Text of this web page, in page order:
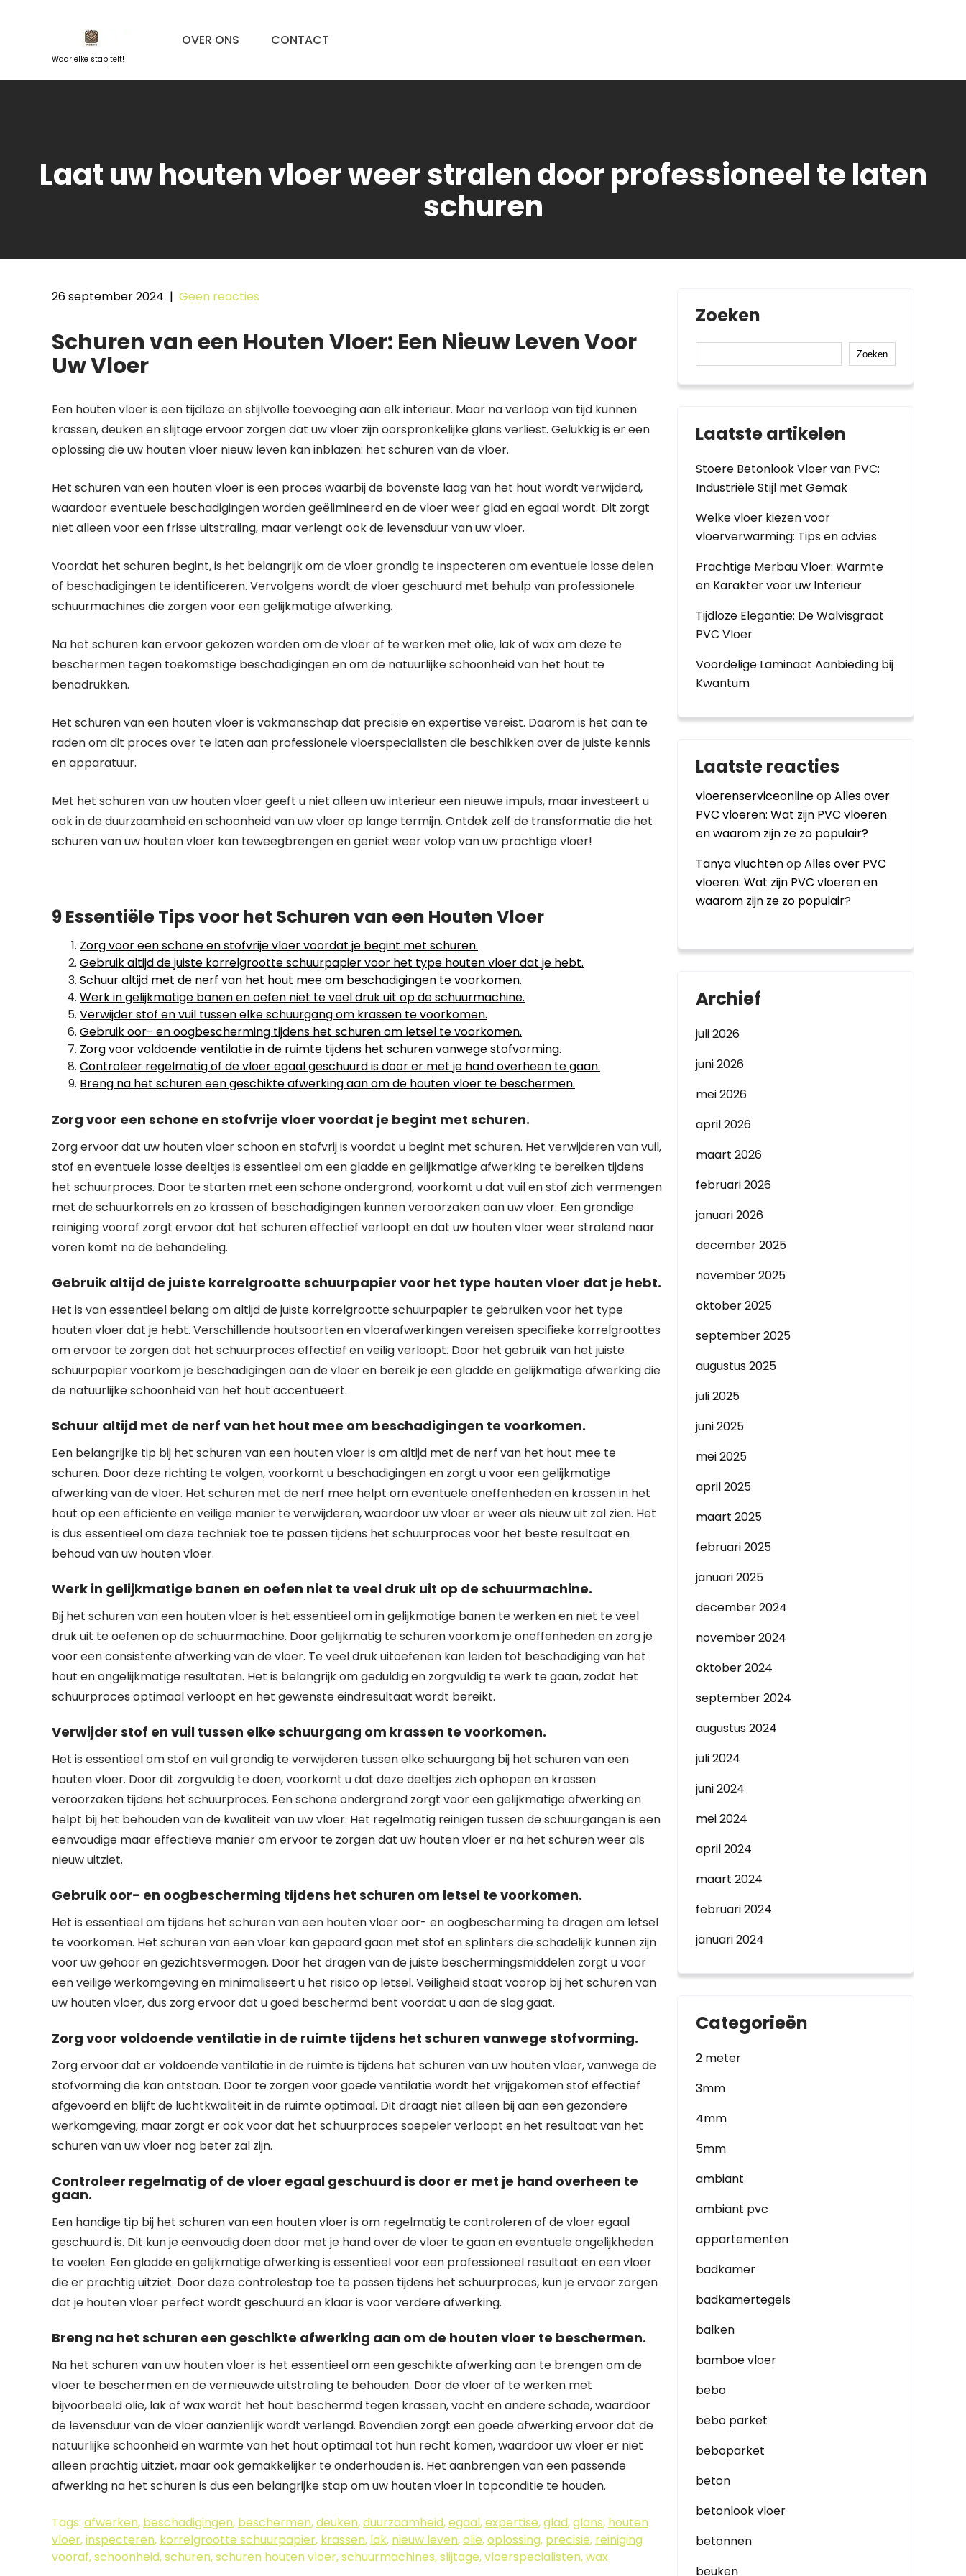
Waar elke stap telt!
OVER ONS CONTACT
Laat uw houten vloer weer stralen door professioneel te laten
schuren
26 september 2024 | Geen reacties
Schuren van een Houten Vloer: Een Nieuw Leven Voor
Uw Vloer
Een houten vloer is een tijdloze en stijlvolle toevoeging aan elk interieur. Maar na verloop van tijd kunnen
krassen, deuken en slijtage ervoor zorgen dat uw vloer zijn oorspronkelijke glans verliest. Gelukkig is er een
oplossing die uw houten vloer nieuw leven kan inblazen: het schuren van de vloer.
Het schuren van een houten vloer is een proces waarbij de bovenste laag van het hout wordt verwijderd,
waardoor eventuele beschadigingen worden geëlimineerd en de vloer weer glad en egaal wordt. Dit zorgt
niet alleen voor een frisse uitstraling, maar verlengt ook de levensduur van uw vloer.
Voordat het schuren begint, is het belangrijk om de vloer grondig te inspecteren om eventuele losse delen
of beschadigingen te identificeren. Vervolgens wordt de vloer geschuurd met behulp van professionele
schuurmachines die zorgen voor een gelijkmatige afwerking.
Na het schuren kan ervoor gekozen worden om de vloer af te werken met olie, lak of wax om deze te
beschermen tegen toekomstige beschadigingen en om de natuurlijke schoonheid van het hout te
benadrukken.
Het schuren van een houten vloer is vakmanschap dat precisie en expertise vereist. Daarom is het aan te
raden om dit proces over te laten aan professionele vloerspecialisten die beschikken over de juiste kennis
en apparatuur.
Met het schuren van uw houten vloer geeft u niet alleen uw interieur een nieuwe impuls, maar investeert u
ook in de duurzaamheid en schoonheid van uw vloer op lange termijn. Ontdek zelf de transformatie die het
schuren van uw houten vloer kan teweegbrengen en geniet weer volop van uw prachtige vloer!
9 Essentiële Tips voor het Schuren van een Houten Vloer
Zorg voor een schone en stofvrije vloer voordat je begint met schuren.
Gebruik altijd de juiste korrelgrootte schuurpapier voor het type houten vloer dat je hebt.
Schuur altijd met de nerf van het hout mee om beschadigingen te voorkomen.
Werk in gelijkmatige banen en oefen niet te veel druk uit op de schuurmachine.
Verwijder stof en vuil tussen elke schuurgang om krassen te voorkomen.
Gebruik oor- en oogbescherming tijdens het schuren om letsel te voorkomen.
Zorg voor voldoende ventilatie in de ruimte tijdens het schuren vanwege stofvorming.
Controleer regelmatig of de vloer egaal geschuurd is door er met je hand overheen te gaan.
Breng na het schuren een geschikte afwerking aan om de houten vloer te beschermen.
Zorg voor een schone en stofvrije vloer voordat je begint met schuren.
Zorg ervoor dat uw houten vloer schoon en stofvrij is voordat u begint met schuren. Het verwijderen van vuil,
stof en eventuele losse deeltjes is essentieel om een gladde en gelijkmatige afwerking te bereiken tijdens
het schuurproces. Door te starten met een schone ondergrond, voorkomt u dat vuil en stof zich vermengen
met de schuurkorrels en zo krassen of beschadigingen kunnen veroorzaken aan uw vloer. Een grondige
reiniging vooraf zorgt ervoor dat het schuren effectief verloopt en dat uw houten vloer weer stralend naar
voren komt na de behandeling.
Gebruik altijd de juiste korrelgrootte schuurpapier voor het type houten vloer dat je hebt.
Het is van essentieel belang om altijd de juiste korrelgrootte schuurpapier te gebruiken voor het type
houten vloer dat je hebt. Verschillende houtsoorten en vloerafwerkingen vereisen specifieke korrelgroottes
om ervoor te zorgen dat het schuurproces effectief en veilig verloopt. Door het gebruik van het juiste
schuurpapier voorkom je beschadigingen aan de vloer en bereik je een gladde en gelijkmatige afwerking die
de natuurlijke schoonheid van het hout accentueert.
Schuur altijd met de nerf van het hout mee om beschadigingen te voorkomen.
Een belangrijke tip bij het schuren van een houten vloer is om altijd met de nerf van het hout mee te
schuren. Door deze richting te volgen, voorkomt u beschadigingen en zorgt u voor een gelijkmatige
afwerking van de vloer. Het schuren met de nerf mee helpt om eventuele oneffenheden en krassen in het
hout op een efficiënte en veilige manier te verwijderen, waardoor uw vloer er weer als nieuw uit zal zien. Het
is dus essentieel om deze techniek toe te passen tijdens het schuurproces voor het beste resultaat en
behoud van uw houten vloer.
Werk in gelijkmatige banen en oefen niet te veel druk uit op de schuurmachine.
Bij het schuren van een houten vloer is het essentieel om in gelijkmatige banen te werken en niet te veel
druk uit te oefenen op de schuurmachine. Door gelijkmatig te schuren voorkom je oneffenheden en zorg je
voor een consistente afwerking van de vloer. Te veel druk uitoefenen kan leiden tot beschadiging van het
hout en ongelijkmatige resultaten. Het is belangrijk om geduldig en zorgvuldig te werk te gaan, zodat het
schuurproces optimaal verloopt en het gewenste eindresultaat wordt bereikt.
Verwijder stof en vuil tussen elke schuurgang om krassen te voorkomen.
Het is essentieel om stof en vuil grondig te verwijderen tussen elke schuurgang bij het schuren van een
houten vloer. Door dit zorgvuldig te doen, voorkomt u dat deze deeltjes zich ophopen en krassen
veroorzaken tijdens het schuurproces. Een schone ondergrond zorgt voor een gelijkmatige afwerking en
helpt bij het behouden van de kwaliteit van uw vloer. Het regelmatig reinigen tussen de schuurgangen is een
eenvoudige maar effectieve manier om ervoor te zorgen dat uw houten vloer er na het schuren weer als
nieuw uitziet.
Gebruik oor- en oogbescherming tijdens het schuren om letsel te voorkomen.
Het is essentieel om tijdens het schuren van een houten vloer oor- en oogbescherming te dragen om letsel
te voorkomen. Het schuren van een vloer kan gepaard gaan met stof en splinters die schadelijk kunnen zijn
voor uw gehoor en gezichtsvermogen. Door het dragen van de juiste beschermingsmiddelen zorgt u voor
een veilige werkomgeving en minimaliseert u het risico op letsel. Veiligheid staat voorop bij het schuren van
uw houten vloer, dus zorg ervoor dat u goed beschermd bent voordat u aan de slag gaat.
Zorg voor voldoende ventilatie in de ruimte tijdens het schuren vanwege stofvorming.
Zorg ervoor dat er voldoende ventilatie in de ruimte is tijdens het schuren van uw houten vloer, vanwege de
stofvorming die kan ontstaan. Door te zorgen voor goede ventilatie wordt het vrijgekomen stof effectief
afgevoerd en blijft de luchtkwaliteit in de ruimte optimaal. Dit draagt niet alleen bij aan een gezondere
werkomgeving, maar zorgt er ook voor dat het schuurproces soepeler verloopt en het resultaat van het
schuren van uw vloer nog beter zal zijn.
Controleer regelmatig of de vloer egaal geschuurd is door er met je hand overheen te
gaan.
Een handige tip bij het schuren van een houten vloer is om regelmatig te controleren of de vloer egaal
geschuurd is. Dit kun je eenvoudig doen door met je hand over de vloer te gaan en eventuele ongelijkheden
te voelen. Een gladde en gelijkmatige afwerking is essentieel voor een professioneel resultaat en een vloer
die er prachtig uitziet. Door deze controlestap toe te passen tijdens het schuurproces, kun je ervoor zorgen
dat je houten vloer perfect wordt geschuurd en klaar is voor verdere afwerking.
Breng na het schuren een geschikte afwerking aan om de houten vloer te beschermen.
Na het schuren van uw houten vloer is het essentieel om een geschikte afwerking aan te brengen om de
vloer te beschermen en de vernieuwde uitstraling te behouden. Door de vloer af te werken met
bijvoorbeeld olie, lak of wax wordt het hout beschermd tegen krassen, vocht en andere schade, waardoor
de levensduur van de vloer aanzienlijk wordt verlengd. Bovendien zorgt een goede afwerking ervoor dat de
natuurlijke schoonheid en warmte van het hout optimaal tot hun recht komen, waardoor uw vloer er niet
alleen prachtig uitziet, maar ook gemakkelijker te onderhouden is. Het aanbrengen van een passende
afwerking na het schuren is dus een belangrijke stap om uw houten vloer in topconditie te houden.
Tags: afwerken, beschadigingen, beschermen,deuken,duurzaamheid,egaal,expertise,glad,glans, houten
vloer,inspecteren, korrelgrootte schuurpapier, krassen, lak, nieuw leven,olie,oplossing, precisie, reiniging
vooraf,schoonheid,schuren,schuren houten vloer,schuurmachines,slijtage,vloerspecialisten,wax
Zoeken
Zoeken
Laatste artikelen
Stoere Betonlook Vloer van PVC:
Industriële Stijl met Gemak
Welke vloer kiezen voor
vloerverwarming: Tips en advies
Prachtige Merbau Vloer: Warmte
en Karakter voor uw Interieur
Tijdloze Elegantie: De Walvisgraat
PVC Vloer
Voordelige Laminaat Aanbieding bij
Kwantum
Laatste reacties
vloerenserviceonlineopAlles over
PVC vloeren: Wat zijn PVC vloeren
en waarom zijn ze zo populair?
Tanya vluchtenopAlles over PVC
vloeren: Wat zijn PVC vloeren en
waarom zijn ze zo populair?
Archief
juli 2026
juni 2026
mei 2026
april 2026
maart 2026
februari 2026
januari 2026
december 2025
november 2025
oktober 2025
september 2025
augustus 2025
juli 2025
juni 2025
mei 2025
april 2025
maart 2025
februari 2025
januari 2025
december 2024
november 2024
oktober 2024
september 2024
augustus 2024
juli 2024
juni 2024
mei 2024
april 2024
maart 2024
februari 2024
januari 2024
Categorieën
2 meter
3mm
4mm
5mm
ambiant
ambiant pvc
appartementen
badkamer
badkamertegels
balken
bamboe vloer
bebo
bebo parket
beboparket
beton
betonlook vloer
betonnen
beuken